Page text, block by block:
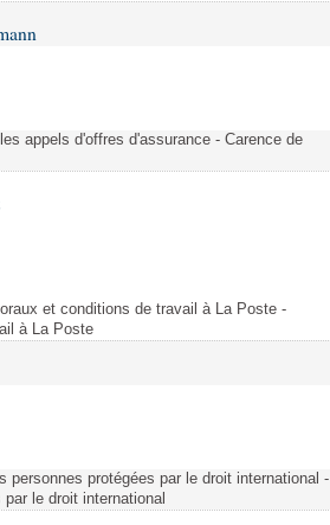
appels d'offres d'assurance - Carence de
et conditions de travail à La Poste -
à La Poste
protégées par le droit international -
le droit international